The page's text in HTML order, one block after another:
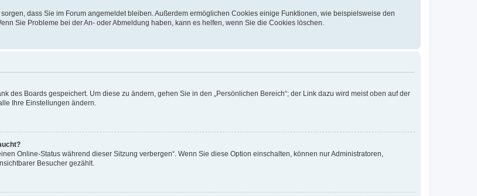
dass Sie im Forum angemeldet bleiben. Außerdem ermöglichen Cookies einige Funktionen, wie beispielsweise den
Sie Probleme bei der An- oder Abmeldung haben, kann es helfen, wenn Sie die Cookies löschen.
des Boards gespeichert. Um diese zu ändern, gehen Sie in den „Persönlichen Bereich“; der Link dazu wird meist oben auf der
Ihre Einstellungen ändern.
Online-Status während dieser Sitzung verbergen“. Wenn Sie diese Option einschalten, können nur Administratoren,
Besucher gezählt.